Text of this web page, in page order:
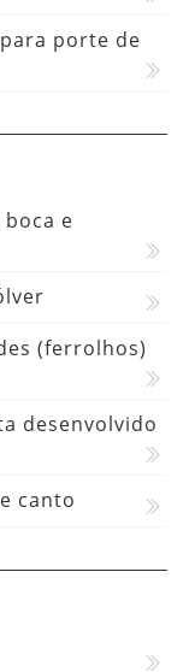
porte de
e
(ferrolhos)
desenvolvido
canto